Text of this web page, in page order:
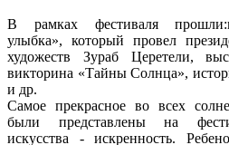
В рамках фестиваля
улыбка», который провел
художеств Зураб Церетели,
викторина «Тайны Солнца»,
и др.
Самое прекрасное во всех
были представлены на
искусства - искренность.